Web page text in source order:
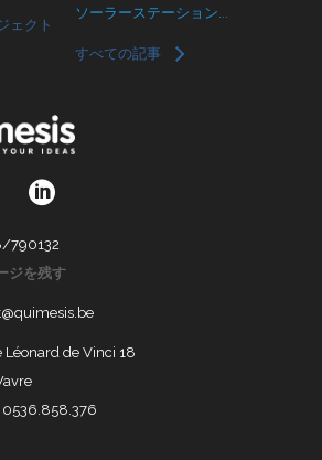
ェクト
ソーラーステーション...
すべての記事
790132
ジを残す
Léonard de Vinci 18
0536.858.376